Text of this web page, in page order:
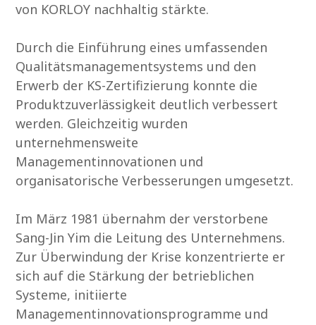
von KORLOY nachhaltig stärkte.
Durch die Einführung eines umfassenden
Qualitätsmanagementsystems und den
Erwerb der KS-Zertifizierung konnte die
Produktzuverlässigkeit deutlich verbessert
werden. Gleichzeitig wurden
unternehmensweite
Managementinnovationen und
organisatorische Verbesserungen umgesetzt.
Im März 1981 übernahm der verstorbene
Sang-Jin Yim die Leitung des Unternehmens.
Zur Überwindung der Krise konzentrierte er
sich auf die Stärkung der betrieblichen
Systeme, initiierte
Managementinnovationsprogramme und